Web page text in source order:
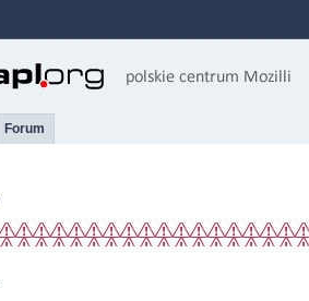
Forum